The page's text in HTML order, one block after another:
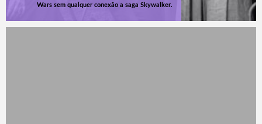
Wars sem qualquer conexão a saga Skywalker.